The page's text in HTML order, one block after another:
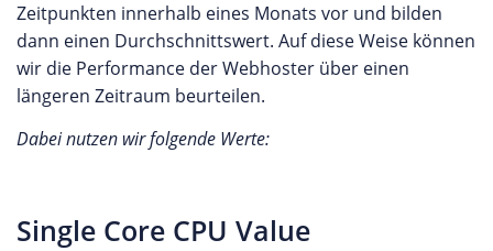
Zeitpunkten innerhalb eines Monats vor und bilden
dann einen Durchschnittswert. Auf diese Weise können
wir die Performance der Webhoster über einen
längeren Zeitraum beurteilen.
Dabei nutzen wir folgende Werte:
Single Core CPU Value